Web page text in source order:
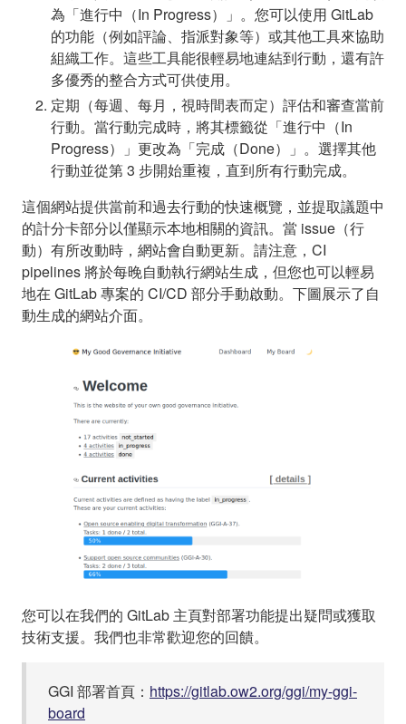
為「進行中（In Progress）」。您可以使用 GitLab
的功能（例如評論、指派對象等）或其他工具來協助
組織工作。這些工具能很輕易地連結到行動，還有許
多優秀的整合方式可供使用。
定期（每週、每月，視時間表而定）評估和審查當前
行動。當行動完成時，將其標籤從「進行中（In
Progress）」更改為「完成（Done）」。選擇其他
行動並從第 3 步開始重複，直到所有行動完成。
這個網站提供當前和過去行動的快速概覽，並提取議題中
的計分卡部分以僅顯示本地相關的資訊。當 issue（行
動）有所改動時，網站會自動更新。請注意，CI
pipelines 將於每晚自動執行網站生成，但您也可以輕易
地在 GitLab 專案的 CI/CD 部分手動啟動。下圖展示了自
動生成的網站介面。
您可以在我們的 GitLab 主頁對部署功能提出疑問或獲取
技術支援。我們也非常歡迎您的回饋。
GGI 部署首頁： https://gitlab.ow2.org/ggi/my-ggi-
board